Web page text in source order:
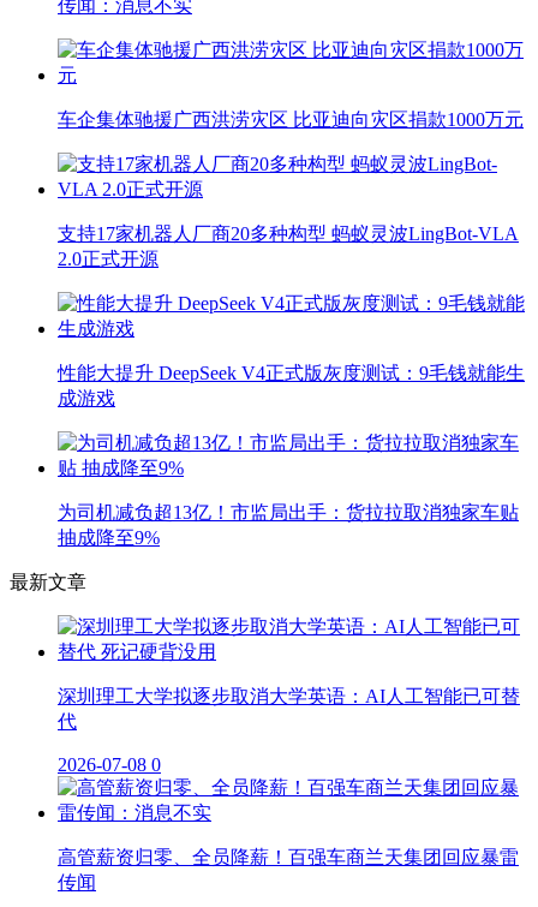
传闻：消息不实
车企集体驰援广西洪涝灾区 比亚迪向灾区捐款1000万元
支持17家机器人厂商20多种构型 蚂蚁灵波LingBot-VLA
2.0正式开源
性能大提升 DeepSeek V4正式版灰度测试：9毛钱就能生
成游戏
为司机减负超13亿！市监局出手：货拉拉取消独家车贴
抽成降至9%
最新文章
深圳理工大学拟逐步取消大学英语：AI人工智能已可替
代
2026-07-08 0
高管薪资归零、全员降薪！百强车商兰天集团回应暴雷
传闻